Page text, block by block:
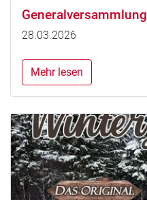
Generalversammlung
28.03.2026
Mehr lesen